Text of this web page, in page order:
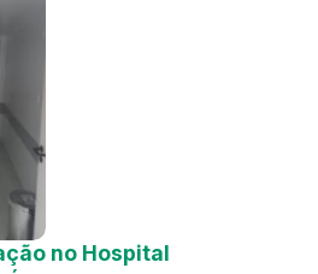
no Hospital